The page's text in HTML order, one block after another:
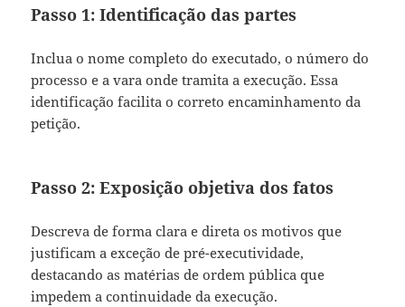
Passo 1: Identificação das partes
Inclua o nome completo do executado, o número do
processo e a vara onde tramita a execução. Essa
identificação facilita o correto encaminhamento da
petição.
Passo 2: Exposição objetiva dos fatos
Descreva de forma clara e direta os motivos que
justificam a exceção de pré-executividade,
destacando as matérias de ordem pública que
impedem a continuidade da execução.